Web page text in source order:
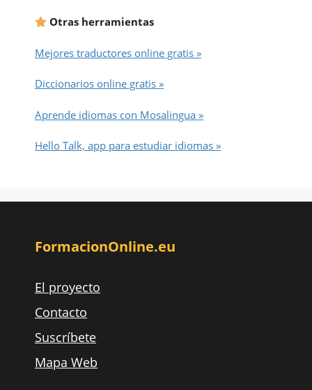
Otras herramientas
Mejores traductores online gratis »
Diccionarios online gratis »
Aprende idiomas con Mosalingua »
Hello Talk, app para estudiar idiomas »
FormacionOnline.eu
El proyecto
Contacto
Suscríbete
Mapa Web